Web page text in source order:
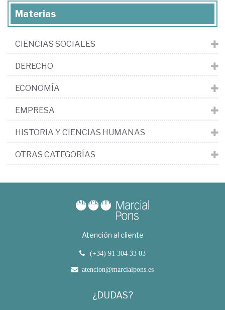
Materias
CIENCIAS SOCIALES
DERECHO
ECONOMÍA
EMPRESA
HISTORIA Y CIENCIAS HUMANAS
OTRAS CATEGORÍAS
Atención al cliente
(+34) 91 304 33 03
atencion@marcialpons.es
¿DUDAS?